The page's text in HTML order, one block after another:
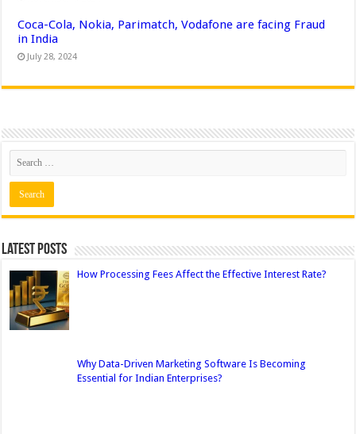
Coca-Cola, Nokia, Parimatch, Vodafone are facing Fraud
in India
July 28, 2024
Latest Posts
How Processing Fees Affect the Effective Interest Rate?
Why Data-Driven Marketing Software Is Becoming
Essential for Indian Enterprises?